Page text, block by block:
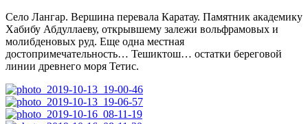
Cело Лангар. Вершина перевала Каратау. Памятник академику
Хабибу Абдуллаеву, открывшему залежи вольфрамовых и
молибденовых руд. Еще одна местная
достопримечательность… Тешиктош… остатки береговой
линии древнего моря Тетис.